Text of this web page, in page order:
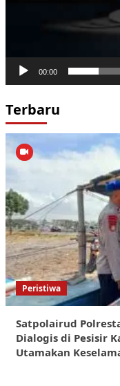
00:00
Terbaru
Peristiwa
Satpolairud
Dialogis di Pesisir
Utamakan